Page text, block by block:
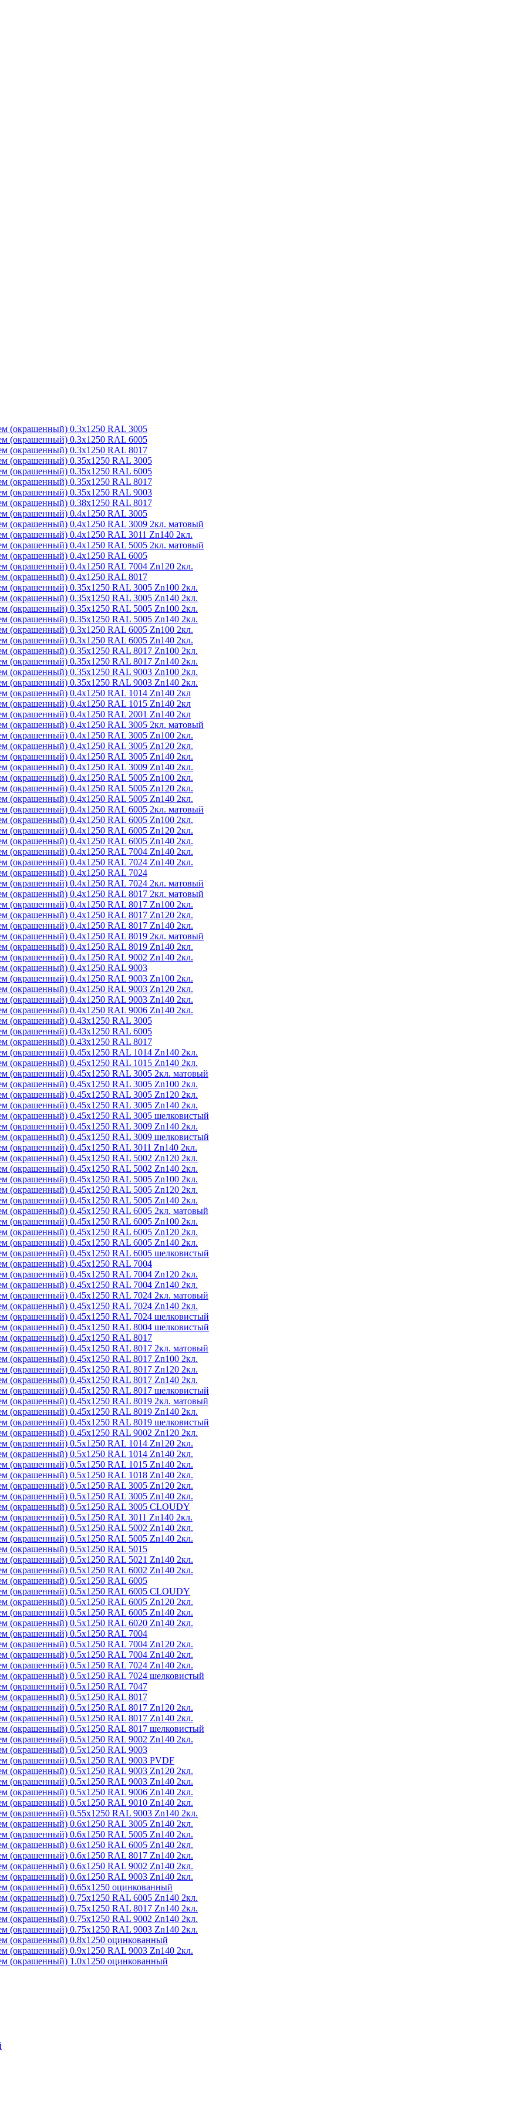
(окрашенный) 0.3x1250 RAL 3005
(окрашенный) 0.3x1250 RAL 6005
(окрашенный) 0.3x1250 RAL 8017
(окрашенный) 0.35x1250 RAL 3005
(окрашенный) 0.35x1250 RAL 6005
(окрашенный) 0.35x1250 RAL 8017
(окрашенный) 0.35x1250 RAL 9003
(окрашенный) 0.38x1250 RAL 8017
(окрашенный) 0.4x1250 RAL 3005
(окрашенный) 0.4x1250 RAL 3009 2кл. матовый
(окрашенный) 0.4x1250 RAL 3011 Zn140 2кл.
(окрашенный) 0.4x1250 RAL 5005 2кл. матовый
(окрашенный) 0.4x1250 RAL 6005
(окрашенный) 0.4x1250 RAL 7004 Zn120 2кл.
(окрашенный) 0.4x1250 RAL 8017
(окрашенный) 0.35x1250 RAL 3005 Zn100 2кл.
(окрашенный) 0.35x1250 RAL 3005 Zn140 2кл.
(окрашенный) 0.35x1250 RAL 5005 Zn100 2кл.
(окрашенный) 0.35x1250 RAL 5005 Zn140 2кл.
(окрашенный) 0.3x1250 RAL 6005 Zn100 2кл.
(окрашенный) 0.3x1250 RAL 6005 Zn140 2кл.
(окрашенный) 0.35x1250 RAL 8017 Zn100 2кл.
(окрашенный) 0.35x1250 RAL 8017 Zn140 2кл.
(окрашенный) 0.35x1250 RAL 9003 Zn100 2кл.
(окрашенный) 0.35x1250 RAL 9003 Zn140 2кл.
(окрашенный) 0.4x1250 RAL 1014 Zn140 2кл
(окрашенный) 0.4x1250 RAL 1015 Zn140 2кл
(окрашенный) 0.4x1250 RAL 2001 Zn140 2кл
(окрашенный) 0.4x1250 RAL 3005 2кл. матовый
(окрашенный) 0.4x1250 RAL 3005 Zn100 2кл.
(окрашенный) 0.4x1250 RAL 3005 Zn120 2кл.
(окрашенный) 0.4x1250 RAL 3005 Zn140 2кл.
(окрашенный) 0.4x1250 RAL 3009 Zn140 2кл.
(окрашенный) 0.4x1250 RAL 5005 Zn100 2кл.
(окрашенный) 0.4x1250 RAL 5005 Zn120 2кл.
(окрашенный) 0.4x1250 RAL 5005 Zn140 2кл.
(окрашенный) 0.4x1250 RAL 6005 2кл. матовый
(окрашенный) 0.4x1250 RAL 6005 Zn100 2кл.
(окрашенный) 0.4x1250 RAL 6005 Zn120 2кл.
(окрашенный) 0.4x1250 RAL 6005 Zn140 2кл.
(окрашенный) 0.4x1250 RAL 7004 Zn140 2кл.
(окрашенный) 0.4x1250 RAL 7024 Zn140 2кл.
(окрашенный) 0.4x1250 RAL 7024
(окрашенный) 0.4x1250 RAL 7024 2кл. матовый
(окрашенный) 0.4x1250 RAL 8017 2кл. матовый
(окрашенный) 0.4x1250 RAL 8017 Zn100 2кл.
(окрашенный) 0.4x1250 RAL 8017 Zn120 2кл.
(окрашенный) 0.4x1250 RAL 8017 Zn140 2кл.
(окрашенный) 0.4x1250 RAL 8019 2кл. матовый
(окрашенный) 0.4x1250 RAL 8019 Zn140 2кл.
(окрашенный) 0.4x1250 RAL 9002 Zn140 2кл.
(окрашенный) 0.4x1250 RAL 9003
(окрашенный) 0.4x1250 RAL 9003 Zn100 2кл.
(окрашенный) 0.4x1250 RAL 9003 Zn120 2кл.
(окрашенный) 0.4x1250 RAL 9003 Zn140 2кл.
(окрашенный) 0.4x1250 RAL 9006 Zn140 2кл.
(окрашенный) 0.43x1250 RAL 3005
(окрашенный) 0.43x1250 RAL 6005
(окрашенный) 0.43x1250 RAL 8017
(окрашенный) 0.45x1250 RAL 1014 Zn140 2кл.
(окрашенный) 0.45x1250 RAL 1015 Zn140 2кл.
(окрашенный) 0.45x1250 RAL 3005 2кл. матовый
(окрашенный) 0.45x1250 RAL 3005 Zn100 2кл.
(окрашенный) 0.45x1250 RAL 3005 Zn120 2кл.
(окрашенный) 0.45x1250 RAL 3005 Zn140 2кл.
(окрашенный) 0.45x1250 RAL 3005 шелковистый
(окрашенный) 0.45x1250 RAL 3009 Zn140 2кл.
(окрашенный) 0.45x1250 RAL 3009 шелковистый
(окрашенный) 0.45x1250 RAL 3011 Zn140 2кл.
(окрашенный) 0.45x1250 RAL 5002 Zn120 2кл.
(окрашенный) 0.45x1250 RAL 5002 Zn140 2кл.
(окрашенный) 0.45x1250 RAL 5005 Zn100 2кл.
(окрашенный) 0.45x1250 RAL 5005 Zn120 2кл.
(окрашенный) 0.45x1250 RAL 5005 Zn140 2кл.
(окрашенный) 0.45x1250 RAL 6005 2кл. матовый
(окрашенный) 0.45x1250 RAL 6005 Zn100 2кл.
(окрашенный) 0.45x1250 RAL 6005 Zn120 2кл.
(окрашенный) 0.45x1250 RAL 6005 Zn140 2кл.
(окрашенный) 0.45x1250 RAL 6005 шелковистый
(окрашенный) 0.45x1250 RAL 7004
(окрашенный) 0.45x1250 RAL 7004 Zn120 2кл.
(окрашенный) 0.45x1250 RAL 7004 Zn140 2кл.
(окрашенный) 0.45x1250 RAL 7024 2кл. матовый
(окрашенный) 0.45x1250 RAL 7024 Zn140 2кл.
(окрашенный) 0.45x1250 RAL 7024 шелковистый
(окрашенный) 0.45x1250 RAL 8004 шелковистый
(окрашенный) 0.45x1250 RAL 8017
(окрашенный) 0.45x1250 RAL 8017 2кл. матовый
(окрашенный) 0.45x1250 RAL 8017 Zn100 2кл.
(окрашенный) 0.45x1250 RAL 8017 Zn120 2кл.
(окрашенный) 0.45x1250 RAL 8017 Zn140 2кл.
(окрашенный) 0.45x1250 RAL 8017 шелковистый
(окрашенный) 0.45x1250 RAL 8019 2кл. матовый
(окрашенный) 0.45x1250 RAL 8019 Zn140 2кл.
(окрашенный) 0.45x1250 RAL 8019 шелковистый
(окрашенный) 0.45x1250 RAL 9002 Zn120 2кл.
(окрашенный) 0.5x1250 RAL 1014 Zn120 2кл.
(окрашенный) 0.5x1250 RAL 1014 Zn140 2кл.
(окрашенный) 0.5x1250 RAL 1015 Zn140 2кл.
(окрашенный) 0.5x1250 RAL 1018 Zn140 2кл.
(окрашенный) 0.5x1250 RAL 3005 Zn120 2кл.
(окрашенный) 0.5x1250 RAL 3005 Zn140 2кл.
(окрашенный) 0.5x1250 RAL 3005 CLOUDY
(окрашенный) 0.5x1250 RAL 3011 Zn140 2кл.
(окрашенный) 0.5x1250 RAL 5002 Zn140 2кл.
(окрашенный) 0.5x1250 RAL 5005 Zn140 2кл.
(окрашенный) 0.5x1250 RAL 5015
(окрашенный) 0.5x1250 RAL 5021 Zn140 2кл.
(окрашенный) 0.5x1250 RAL 6002 Zn140 2кл.
(окрашенный) 0.5x1250 RAL 6005
(окрашенный) 0.5x1250 RAL 6005 CLOUDY
(окрашенный) 0.5x1250 RAL 6005 Zn120 2кл.
(окрашенный) 0.5x1250 RAL 6005 Zn140 2кл.
(окрашенный) 0.5x1250 RAL 6020 Zn140 2кл.
(окрашенный) 0.5x1250 RAL 7004
(окрашенный) 0.5x1250 RAL 7004 Zn120 2кл.
(окрашенный) 0.5x1250 RAL 7004 Zn140 2кл.
(окрашенный) 0.5x1250 RAL 7024 Zn140 2кл.
(окрашенный) 0.5x1250 RAL 7024 шелковистый
(окрашенный) 0.5x1250 RAL 7047
(окрашенный) 0.5x1250 RAL 8017
(окрашенный) 0.5x1250 RAL 8017 Zn120 2кл.
(окрашенный) 0.5x1250 RAL 8017 Zn140 2кл.
(окрашенный) 0.5x1250 RAL 8017 шелковистый
(окрашенный) 0.5x1250 RAL 9002 Zn140 2кл.
(окрашенный) 0.5x1250 RAL 9003
(окрашенный) 0.5x1250 RAL 9003 PVDF
(окрашенный) 0.5x1250 RAL 9003 Zn120 2кл.
(окрашенный) 0.5x1250 RAL 9003 Zn140 2кл.
(окрашенный) 0.5x1250 RAL 9006 Zn140 2кл.
(окрашенный) 0.5x1250 RAL 9010 Zn140 2кл.
(окрашенный) 0.55x1250 RAL 9003 Zn140 2кл.
(окрашенный) 0.6x1250 RAL 3005 Zn140 2кл.
(окрашенный) 0.6x1250 RAL 5005 Zn140 2кл.
(окрашенный) 0.6x1250 RAL 6005 Zn140 2кл.
(окрашенный) 0.6x1250 RAL 8017 Zn140 2кл.
(окрашенный) 0.6x1250 RAL 9002 Zn140 2кл.
(окрашенный) 0.6x1250 RAL 9003 Zn140 2кл.
(окрашенный) 0.65x1250 оцинкованный
(окрашенный) 0.75x1250 RAL 6005 Zn140 2кл.
(окрашенный) 0.75x1250 RAL 8017 Zn140 2кл.
(окрашенный) 0.75x1250 RAL 9002 Zn140 2кл.
(окрашенный) 0.75x1250 RAL 9003 Zn140 2кл.
(окрашенный) 0.8x1250 оцинкованный
(окрашенный) 0.9x1250 RAL 9003 Zn140 2кл.
(окрашенный) 1.0x1250 оцинкованный